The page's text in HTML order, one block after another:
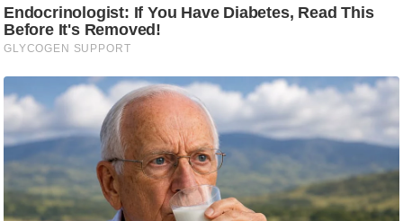
वु
ड
वु
ड
फि
ल्म
स